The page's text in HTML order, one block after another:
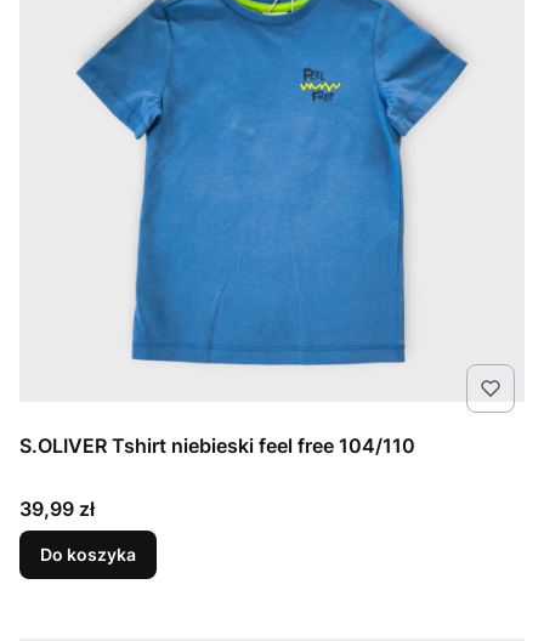
S.OLIVER Tshirt niebieski feel free 104/110
Cena
39,99 zł
Do koszyka